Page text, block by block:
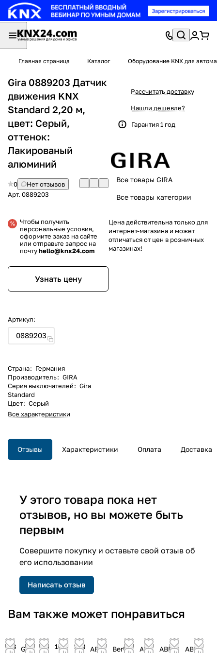
Главная страница Каталог Оборудование KNX для
Gira 0889203 Датчик
движения KNX
Standard 2,20 м,
цвет: Серый,
оттенок:
Лакированый
алюминий
0
Нет отзывов
Арт. 0889203
Чтобы получить
персональные условия,
оформите заказ на сайте
или отправьте запрос на
почтуhello@knx24.com
Узнать цену
Артикул:
0889203
Страна: Германия
Производитель: GIRA
Серия выключателей: Gira
Standard
Цвет: Серый
Все характеристики
Рассчитать доставку
Нашли дешевле?
Гарантия 1 год
Все товары GIRA
Все товары категории
Цена действительна только для
интернет-магазина и может
отличаться от цен в розничных
магазинах!
Отзывы Характеристики Оплата Доставка
У этого товара пока нет
отзывов, но вы можете быть
первым
Совершите покупку и оставьте свой отзыв об
его использовании
Написать отзыв
Вам также может понравиться
43 Gira
80
104
120
ABB
Berker
ABB
ABB
ABB